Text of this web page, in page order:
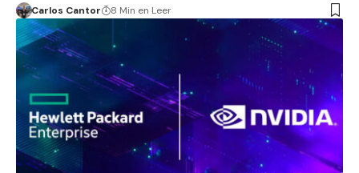
Carlos Cantor 8 Min en Leer